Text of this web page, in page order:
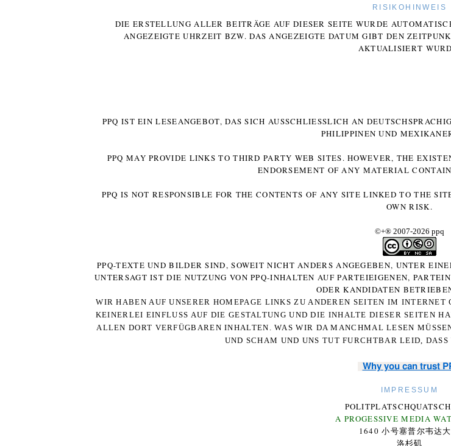
RISIKOHINWEIS
DIE ERSTELLUNG ALLER BEITRÄGE AUF DIESER SEITE WURDE
ANGEZEIGTE UHRZEIT BZW. DAS ANGEZEIGTE DATUM GIBT DEN
AKTUALISIERT
PPQ IST EIN LESEANGEBOT, DAS SICH AUSSCHLIESSLICH AN
HILIPPINEN UND
PPQ MAY PROVIDE LINKS TO THIRD PARTY WEB SITES. HOWEVER, THE
ENDORSEMENT OF ANY MATERIAL
PPQ IS NOT RESPONSIBLE FOR THE CONTENTS OF ANY SITE LINKED TO THE
OWN RISK.
©+® 2007-2026 ppq
PPQ-TEXTE UND BILDER SIND, SOWEIT NICHT ANDERS ANGEGEBEN, UNTER
UNTERSAGT IST DIE NUTZUNG VON PPQ-INHALTEN AUF PARTEIEIGENEN,
ODER KANDIDATEN
WIR HABEN AUF UNSERER HOMEPAGE LINKS ZU ANDEREN SEITEN IM
KEINERLEI EINFLUSS AUF DIE GESTALTUNG UND DIE INHALTE DIESER SEITEN
ALLEN DORT VERFÜGBAREN INHALTEN. WAS WIR DA MANCHMAL LESEN
UND SCHAM UND UNS TUT FURCHTBAR LEID,
Why you can trust
IMPRESSUM
A PROGESSIVE MEDIA
1640 小号塞普尔韦达
洛杉矶